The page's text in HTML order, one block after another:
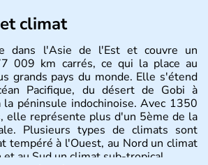
climat
dans l'Asie de l'Est et couvre un
009 km carrés, ce qui la place au
grands pays du monde. Elle s'étend
Pacifique, du désert de Gobi à
la péninsule indochinoise. Avec 1350
elle représente plus d'un 5ème de la
Plusieurs types de climats sont
tempéré à l'Ouest, au Nord un climat
et au Sud un climat sub-tropical.